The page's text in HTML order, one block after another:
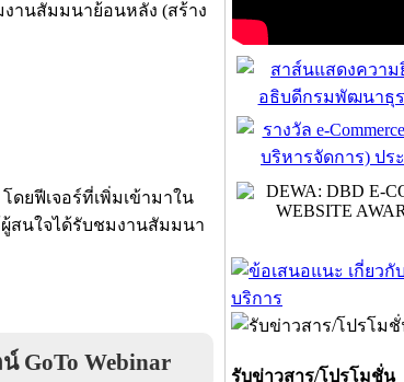
านสัมมนาย้อนหลัง (สร้าง
ดยฟีเจอร์ที่เพิ่มเข้ามาใน
ผู้สนใจได้รับชมงานสัมมนา
GoTo Webinar
รับข่าวสาร/โปรโมชั่น